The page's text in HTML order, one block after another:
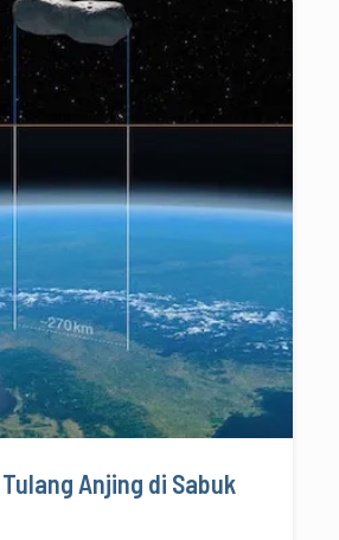
Anjing di Sabuk